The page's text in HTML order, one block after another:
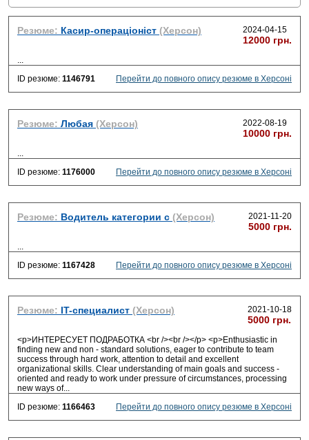
Резюме: Касир-операціоніст (Херсон) 2024-04-15
12000 грн.
...
ID резюме: 1146791 Перейти до повного опису резюме в Херсоні
Резюме: Любая (Херсон) 2022-08-19
10000 грн.
...
ID резюме: 1176000 Перейти до повного опису резюме в Херсоні
Резюме: Водитель категории с (Херсон) 2021-11-20
5000 грн.
...
ID резюме: 1167428 Перейти до повного опису резюме в Херсоні
Резюме: IT-специалист (Херсон) 2021-10-18
5000 грн.
<p>ИНТЕРЕСУЕТ ПОДРАБОТКА <br /><br /></p> <p>Enthusiastic in
finding new and non - standard solutions, eager to contribute to team
success through hard work, attention to detail and excellent
organizational skills. Clear understanding of main goals and success -
oriented and ready to work under pressure of circumstances, processing
new ways of...
ID резюме: 1166463 Перейти до повного опису резюме в Херсоні